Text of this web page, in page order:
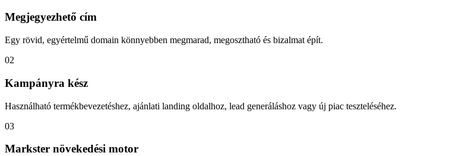
Megjegyezhető cím
Egy rövid, egyértelmű domain könnyebben megmarad, megosztható és bizalmat épít.
02
Kampányra kész
Használható termékbevezetéshez, ajánlati landing oldalhoz, lead generáláshoz vagy új piac teszteléséhez.
03
Markster növekedési motor